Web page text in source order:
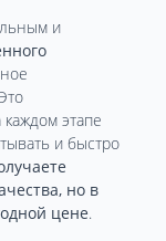
и
этапе
и быстро
но в
цене.